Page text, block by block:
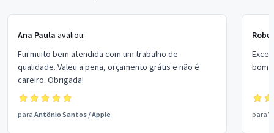
Ana Paula avaliou:
Fui muito bem atendida com um trabalho de
qualidade. Valeu a pena, orçamento grátis e não é
careiro. Obrigada!
para Antônio Santos /Apple
bom
para